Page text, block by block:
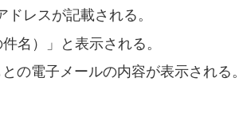
ドレスが記載される。
名）」と表示される。
の電子メールの内容が表示される。